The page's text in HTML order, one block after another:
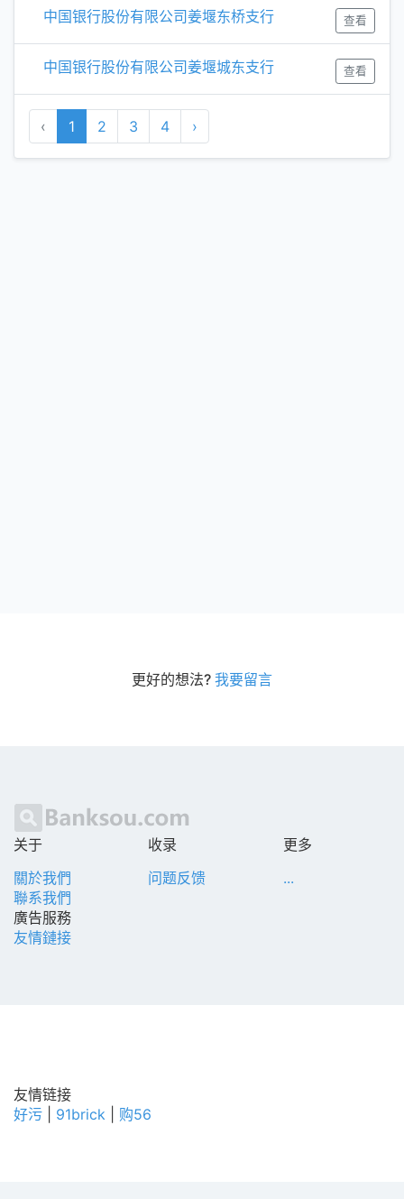
查看
中国银行股份有限公司姜堰东桥支行
查看
中国银行股份有限公司姜堰城东支行
‹ 1 2 3 4 ›
更好的想法? 我要留言
关于
關於我們
聯系我們
廣告服務
友情鏈接
收录
问题反馈
更多
...
友情链接
好污
91brick 购56